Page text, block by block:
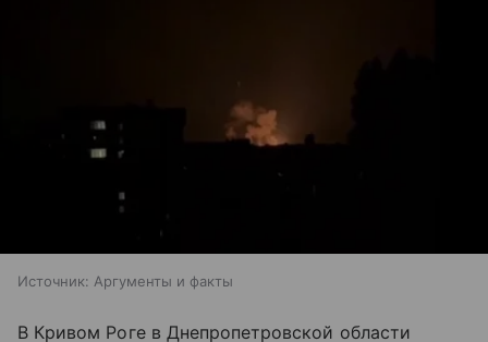
Источник: Аргументы и факты
В Кривом Роге в Днепропетровской области